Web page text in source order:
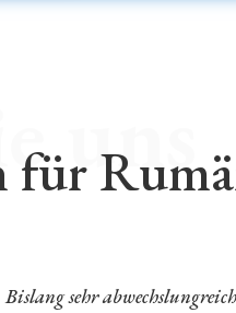
uns
Bislang sehr